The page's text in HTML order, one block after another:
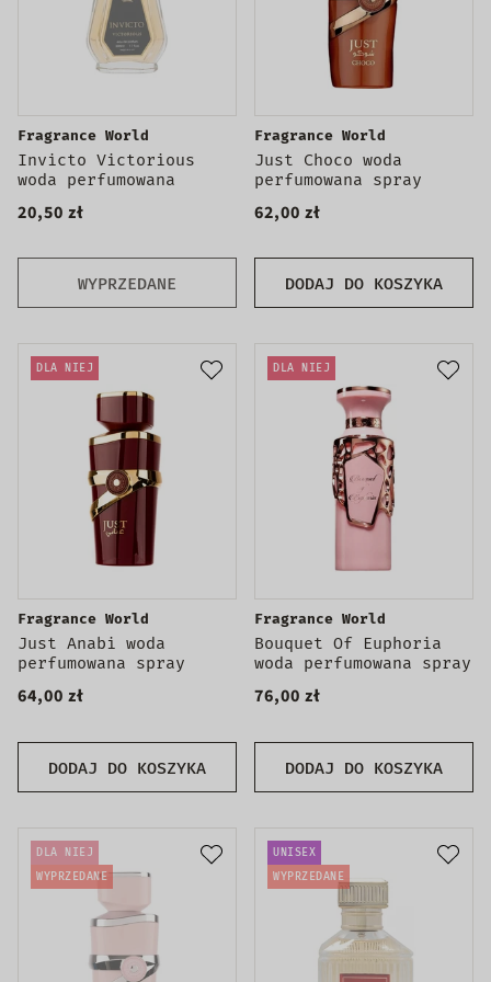
WYPRZEDANE
Fragrance World
Invicto Victorious
woda perfumowana
20,50 zł
DODAJ DO KOSZYKA
Fragrance World
Just Choco woda
perfumowana spray
62,00 zł
DLA NIEJ
DODAJ DO KOSZYKA
Fragrance World
Just Anabi woda
perfumowana spray
64,00 zł
DLA NIEJ
DODAJ DO KOSZYKA
Fragrance World
Bouquet Of Euphoria
woda perfumowana spray
76,00 zł
DLA NIEJ
WYPRZEDANE
UNISEX
WYPRZEDANE